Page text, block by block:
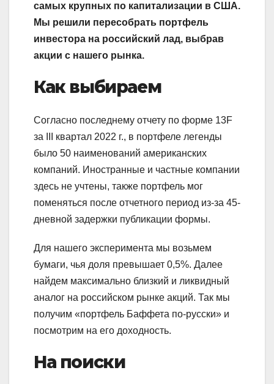
самых крупных по капитализации в США.
Мы решили пересобрать портфель
инвестора на российский лад, выбрав
акции с нашего рынка.
Как выбираем
Согласно последнему отчету по форме 13F
за III квартал 2022 г., в портфеле легенды
было 50 наименований американских
компаний. Иностранные и частные компании
здесь не учтены, также портфель мог
поменяться после отчетного период из-за 45-
дневной задержки публикации формы.
Для нашего эксперимента мы возьмем
бумаги, чья доля превышает 0,5%. Далее
найдем максимально близкий и ликвидный
аналог на российском рынке акций. Так мы
получим «портфель Баффета по-русски» и
посмотрим на его доходность.
На поиски